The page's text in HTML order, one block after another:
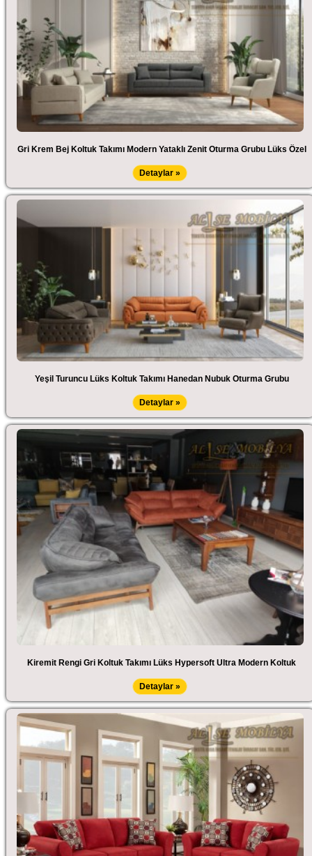
Gri Krem Bej Koltuk Takımı Modern Yataklı Zenit Oturma Grubu Lüks Özel
Detaylar »
Yeşil Turuncu Lüks Koltuk Takımı Hanedan Nubuk Oturma Grubu
Detaylar »
Kiremit Rengi Gri Koltuk Takımı Lüks Hypersoft Ultra Modern Koltuk
Detaylar »